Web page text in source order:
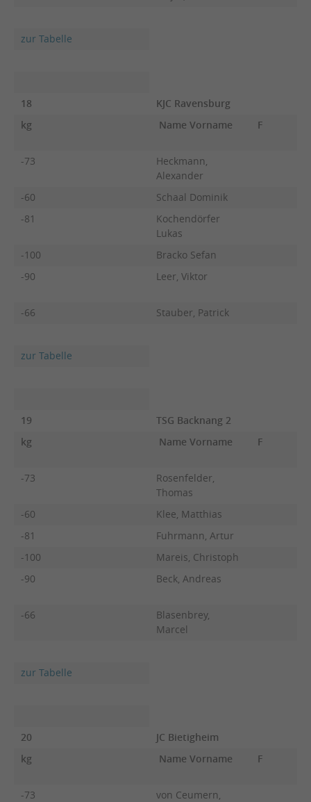
zur Tabelle
18
KJC Ravensburg
kg
Name Vorname F
-73
Heckmann,
Alexander
-60
Schaal Dominik
-81
Kochendörfer
Lukas
-100
Bracko Sefan
-90
Leer, Viktor
-66 Stauber, Patrick
zur Tabelle
19
TSG Backnang 2
kg
Name Vorname F
-73
Rosenfelder,
Thomas
-60
Klee, Matthias
-81
Fuhrmann, Artur
-100
Mareis, Christoph
-90
Beck, Andreas
-66
Blasenbrey,
Marcel
zur Tabelle
20
JC Bietigheim
kg
Name Vorname F
-73
von Ceumern,